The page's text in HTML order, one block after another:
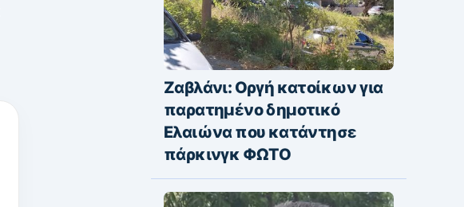
Ζαβλάνι: Οργή κατοίκων για
παρατημένο δημοτικό
Ελαιώνα που κατάντησε
πάρκινγκ ΦΩΤΟ